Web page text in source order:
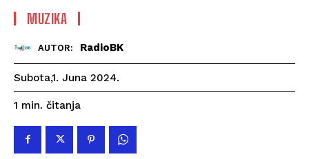
MUZIKA
AUTOR: RadioBK
Subota,1. Juna 2024.
1 min. čitanja